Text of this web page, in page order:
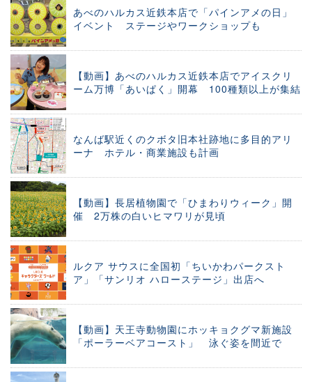
あべのハルカス近鉄本店で「パインアメの日」
イベント ステージやワークショップも
【動画】あべのハルカス近鉄本店でアイスクリ
ーム万博「あいぱく」開幕 100種類以上が集結
なんば駅近くのクボタ旧本社跡地に多目的アリ
ーナ ホテル・商業施設も計画
【動画】長居植物園で「ひまわりウィーク」開
催 2万株の白いヒマワリが見頃
ルクア サウスに全国初「ちいかわパークスト
ア」「サンリオ ハローステージ」出店へ
【動画】天王寺動物園にホッキョクグマ新施設
「ポーラーベアコースト」 泳ぐ姿を間近で